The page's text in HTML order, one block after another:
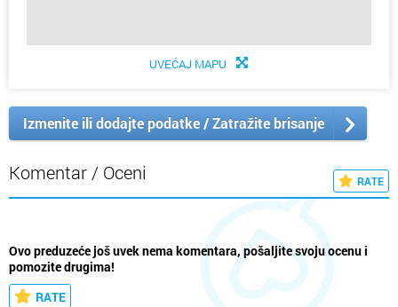
UVEĆAJ MAPU
Izmenite ili dodajte podatke / Zatražite brisanje
Komentar / Oceni RATE
Ovo preduzeće još uvek nema komentara, pošaljite svoju ocenu i
pomozite drugima!
RATE